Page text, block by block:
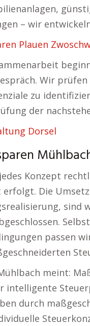
– wir
Plauen
Wir
zu
der
Dorsel
Konzept
Die
sind
passen
meint:
intelligente
durch